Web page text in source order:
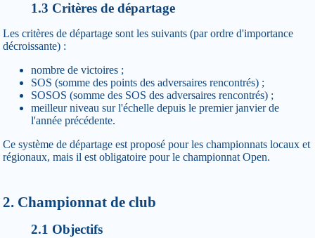
1.3 Critères de départage
Les critères de départage sont les suivants (par ordre d'importance
décroissante) :
nombre de victoires ;
SOS (somme des points des adversaires rencontrés) ;
SOSOS (somme des SOS des adversaires rencontrés) ;
meilleur niveau sur l'échelle depuis le premier janvier de
l'année précédente.
Ce système de départage est proposé pour les championnats locaux et
régionaux, mais il est obligatoire pour le championnat Open.
2. Championnat de club
2.1 Objectifs